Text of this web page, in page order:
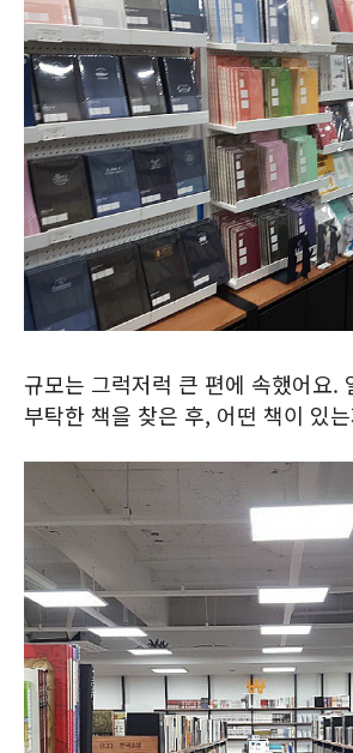
규모는 그럭저럭 큰 편에 속했어요.
부탁한 책을 찾은 후, 어떤 책이 있